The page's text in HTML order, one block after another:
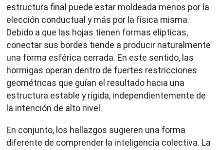
estructura final puede estar moldeada menos por la
elección conductual y más por la física misma.
Debido a que las hojas tienen formas elípticas,
conectar sus bordes tiende a producir naturalmente
una forma esférica cerrada. En este sentido, las
hormigas operan dentro de fuertes restricciones
geométricas que guían el resultado hacia una
estructura estable y rígida, independientemente de
la intención de alto nivel.
En conjunto, los hallazgos sugieren una forma
diferente de comprender la inteligencia colectiva. La